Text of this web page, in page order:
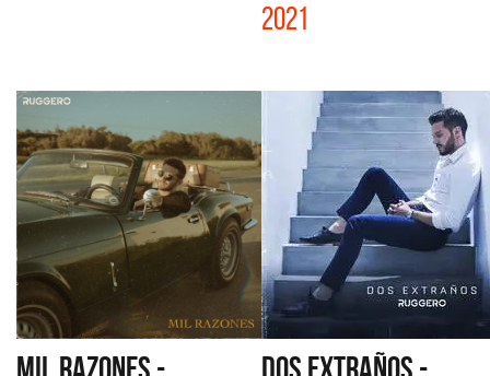
2021
MIL RAZONES - DOS EXTRAÑOS -